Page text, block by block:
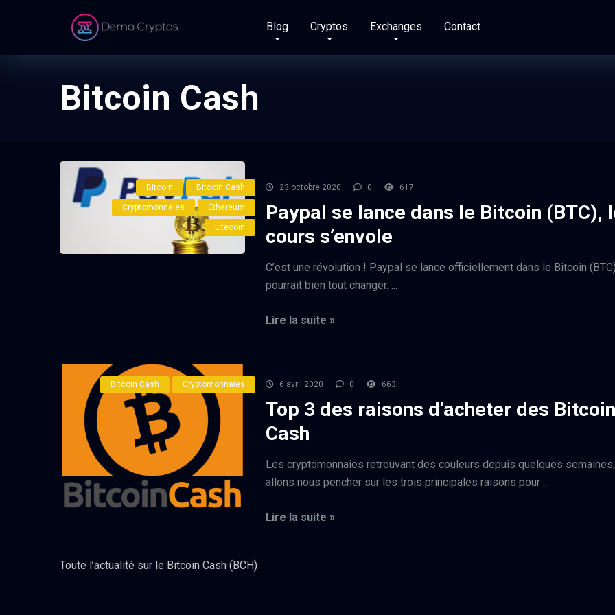
Blog Cryptos Exchanges Contact
Bitcoin Cash
Bitcoin Bitcoin Cash
Cryptomonnaies Ethereum
Litecoin
23 octobre 2020 0 617
Paypal se lance dans le Bitcoin (BTC),
cours s’envole
C’est une révolution ! Paypal se lance officiellement dans le Bitcoin
pourrait bien tout changer. ...
Lire la suite »
Bitcoin Cash Cryptomonnaies 6 avril 2020 0 663
Top 3 des raisons d’acheter des Bitcoin
Cash
Les cryptomonnaies retrouvant des couleurs depuis quelques
allons nous pencher sur les trois principales raisons pour ...
Lire la suite »
Toute l’actualité sur le Bitcoin Cash (BCH)